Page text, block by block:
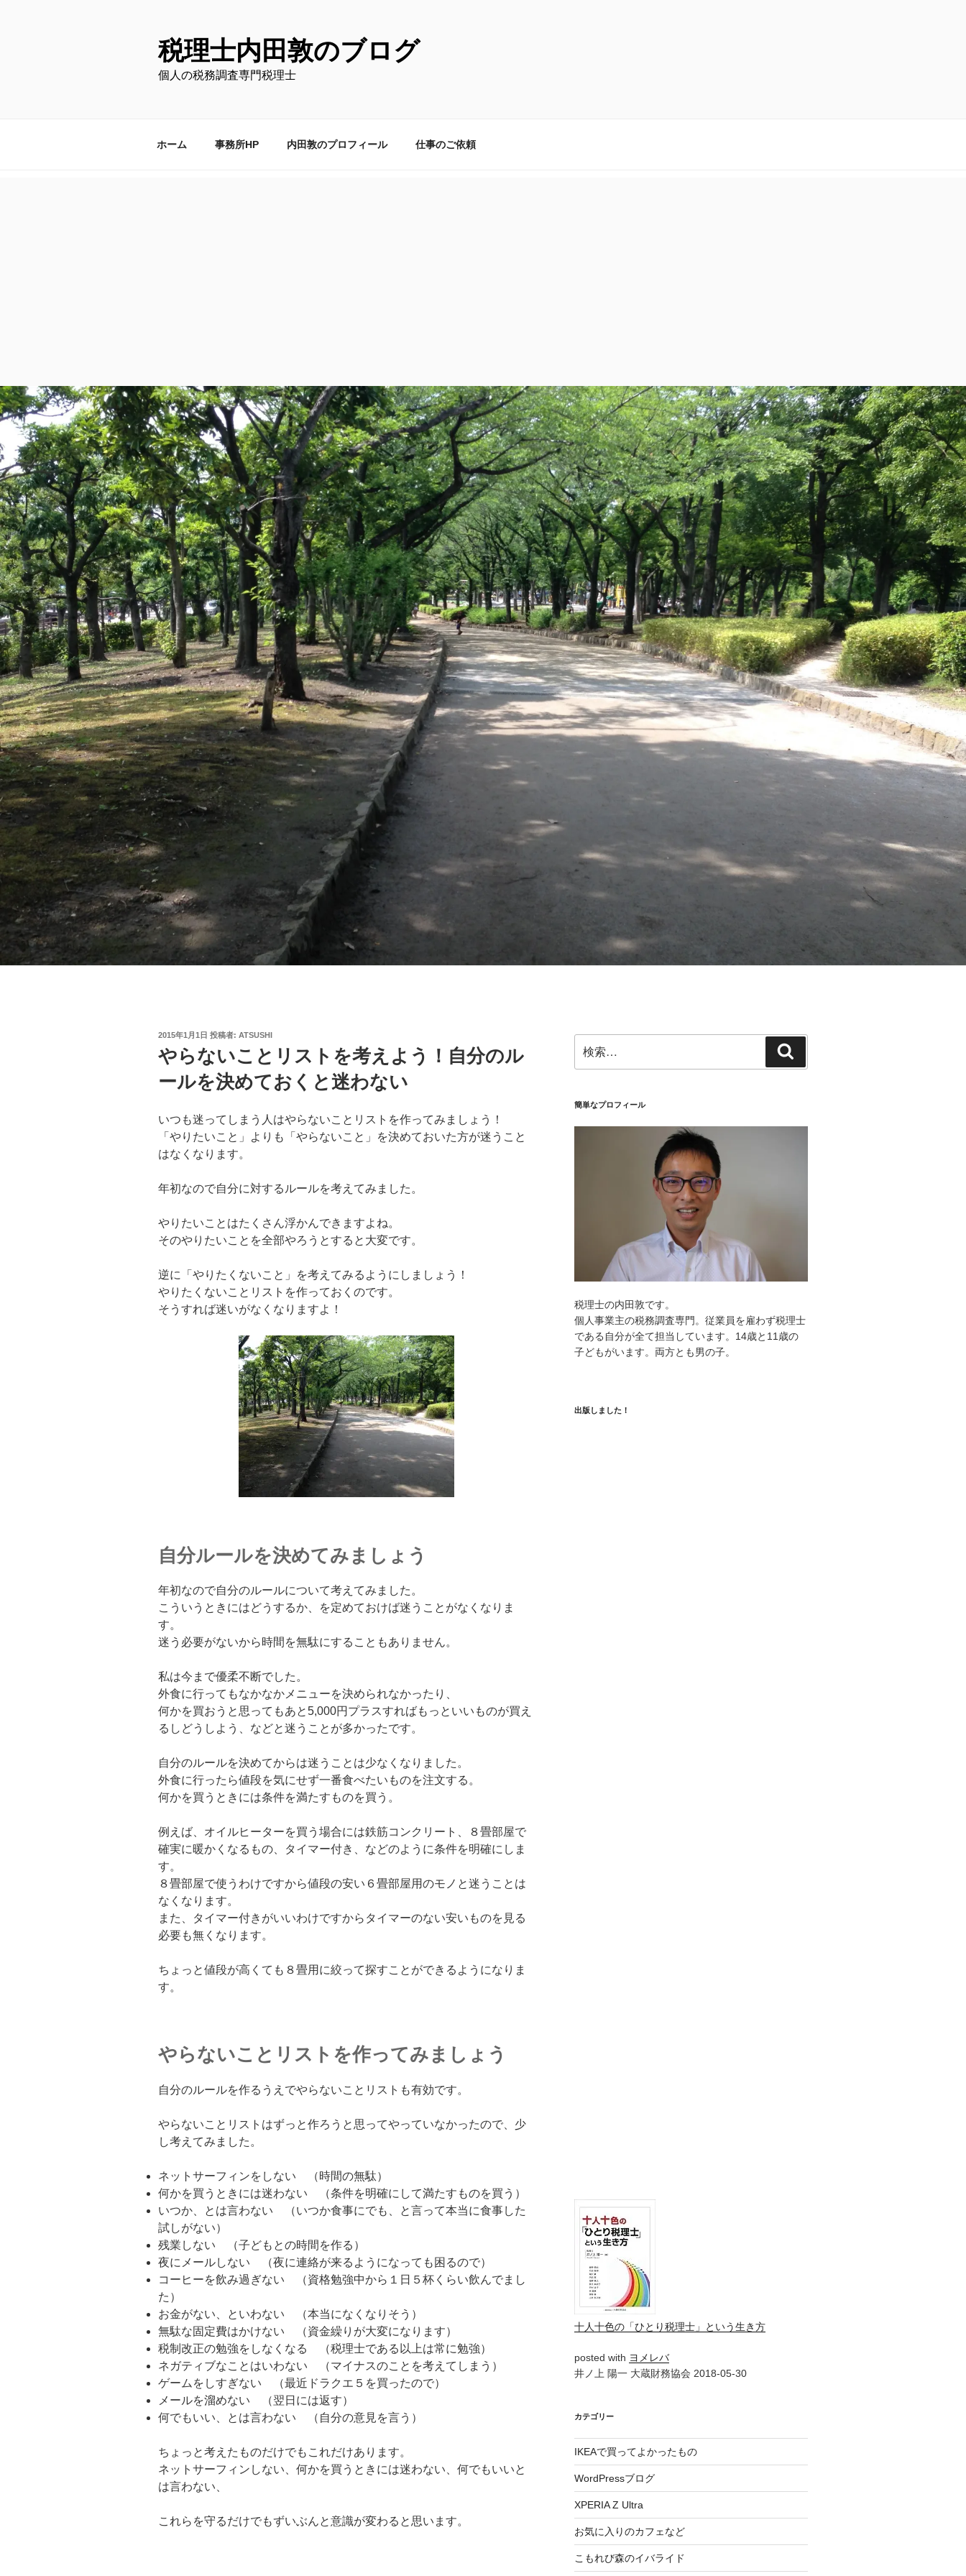
税理士内田敦のブログ
個人の税務調査専門税理士
ホーム 事務所HP 内田敦のプロフィール 仕事のご依頼
投
日:
2015年1月1日 投稿者: ATSUSHI
やらないことリストを考えよう！自分のル
ールを決めておくと迷わない
いつも迷ってしまう人はやらないことリストを作ってみましょう！
「やりたいこと」よりも「やらないこと」を決めておいた方が迷うこと
はなくなります。
年初なので自分に対するルールを考えてみました。
やりたいことはたくさん浮かんできますよね。
そのやりたいことを全部やろうとすると大変です。
逆に「やりたくないこと」を考えてみるようにしましょう！
やりたくないことリストを作っておくのです。
そうすれば迷いがなくなりますよ！
自分ルールを決めてみましょう
年初なので自分のルールについて考えてみました。
こういうときにはどうするか、を定めておけば迷うことがなくなりま
す。
迷う必要がないから時間を無駄にすることもありません。
私は今まで優柔不断でした。
外食に行ってもなかなかメニューを決められなかったり、
何かを買おうと思ってもあと5,000円プラスすればもっといいものが買え
るしどうしよう、などと迷うことが多かったです。
自分のルールを決めてからは迷うことは少なくなりました。
外食に行ったら値段を気にせず一番食べたいものを注文する。
何かを買うときには条件を満たすものを買う。
例えば、オイルヒーターを買う場合には鉄筋コンクリート、８畳部屋で
確実に暖かくなるもの、タイマー付き、などのように条件を明確にしま
す。
８畳部屋で使うわけですから値段の安い６畳部屋用のモノと迷うことは
なくなります。
また、タイマー付きがいいわけですからタイマーのない安いものを見る
必要も無くなります。
ちょっと値段が高くても８畳用に絞って探すことができるようになりま
す。
やらないことリストを作ってみましょう
自分のルールを作るうえでやらないことリストも有効です。
やらないことリストはずっと作ろうと思ってやっていなかったので、少
し考えてみました。
ネットサーフィンをしない （時間の無駄）
何かを買うときには迷わない （条件を明確にして満たすものを買う）
いつか、とは言わない （いつか食事にでも、と言って本当に食事した
試しがない）
残業しない （子どもとの時間を作る）
夜にメールしない （夜に連絡が来るようになっても困るので）
コーヒーを飲み過ぎない （資格勉強中から１日５杯くらい飲んでまし
た）
お金がない、といわない （本当になくなりそう）
無駄な固定費はかけない （資金繰りが大変になります）
税制改正の勉強をしなくなる （税理士である以上は常に勉強）
ネガティブなことはいわない （マイナスのことを考えてしまう）
ゲームをしすぎない （最近ドラクエ５を買ったので）
メールを溜めない （翌日には返す）
何でもいい、とは言わない （自分の意見を言う）
ちょっと考えたものだけでもこれだけあります。
ネットサーフィンしない、何かを買うときには迷わない、何でもいいと
は言わない、
これらを守るだけでもずいぶんと意識が変わると思います。
索:
索
簡単なプロフィール
税理士の内田敦です。
個人事業主の税務調査専門。従業員を雇わず税理士
である自分が全て担当しています。14歳と11歳の
子どもがいます。両方とも男の子。
出版しました！
十人十色の「ひとり税理士」という生き方
posted with ヨメレバ
井ノ上 陽一 大蔵財務協会 2018-05-30
カテゴリー
IKEAで買ってよかったもの
WordPressブログ
XPERIA Z Ultra
お気に入りのカフェなど
こもれび森のイバライド